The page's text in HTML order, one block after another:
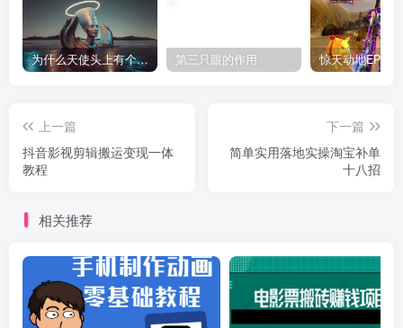
为什么天使头上有个圈？ 第三只眼的作用
上一篇
抖音影视剪辑搬运变现一体
教程
下一篇
简单实用落地实操淘宝补单
十八招
相关推荐